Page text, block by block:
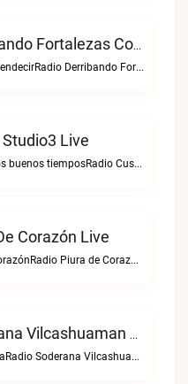
Radio Derribando Fortalezas Con Cristo Live
Bendecidos para BendecirRadio Derribando Fortalezas con Cristo live
Live
El buen ritmo de los buenos tiemposRadio Cusco Studio3 live
Corazón Live
ACS Piurano de CorazónRadio Piura de Corazón live
Radio Soderana Vilcashuaman Live
Lo mejor en musicaRadio Soderana Vilcashuaman live